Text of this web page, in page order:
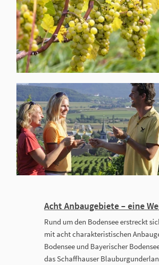
Acht Anbaugebiete – eine
Rund um den Bodensee erstreckt
mit acht charakteristischen
Bodensee und Bayerischer
das Schaffhauser